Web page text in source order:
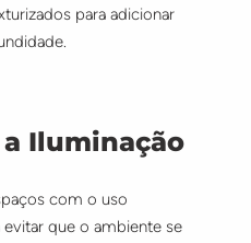
para adicionar
Iluminação
com o uso
que o ambiente se